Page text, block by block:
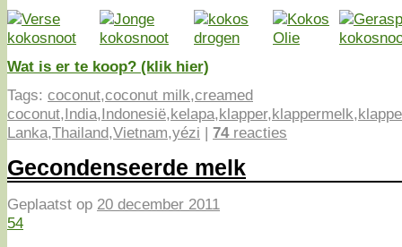
Wat is er te koop? (klik hier)
Tags: coconut,coconut milk,creamed
coconut,India,Indonesië,kelapa,klapper,klappermelk,
Lanka,Thailand,Vietnam,yézi | 74reacties
Gecondenseerde melk
Geplaatst op 20 december 2011
54